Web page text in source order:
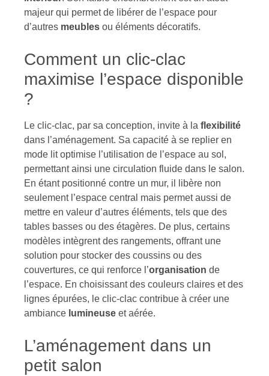
majeur qui permet de libérer de l’espace pour
d’autres meubles ou éléments décoratifs.
Comment un clic-clac
maximise l’espace disponible
?
Le clic-clac, par sa conception, invite à la flexibilité
dans l’aménagement. Sa capacité à se replier en
mode lit optimise l’utilisation de l’espace au sol,
permettant ainsi une circulation fluide dans le salon.
En étant positionné contre un mur, il libère non
seulement l’espace central mais permet aussi de
mettre en valeur d’autres éléments, tels que des
tables basses ou des étagères. De plus, certains
modèles intègrent des rangements, offrant une
solution pour stocker des coussins ou des
couvertures, ce qui renforce l’organisation de
l’espace. En choisissant des couleurs claires et des
lignes épurées, le clic-clac contribue à créer une
ambiance lumineuse et aérée.
L’aménagement dans un
petit salon